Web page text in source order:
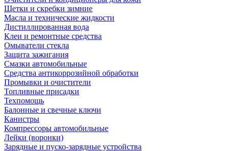
Щетки и скребки зимние
Масла и технические жидкости
Дистиллированная вода
Клеи и ремонтные средства
Омыватели стекла
Защита зажигания
Смазки автомобильные
Средства антикоррозийной обработки
Промывки и очистители
Топливные присадки
Техпомощь
Балонные и свечные ключи
Канистры
Компрессоры автомобильные
Лейки (воронки)
Зарядные и пуско-зарядные устройства